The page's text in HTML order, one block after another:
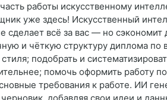
работы искусственному
уже здесь! Искусственный
сделает всё за вас — но
и чёткую структуру диплома
подобрать и
помочь оформить работу
требования к работе. ИИ